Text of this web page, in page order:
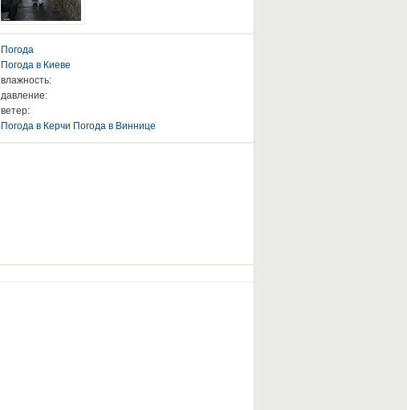
Погода
Погода в Киеве
влажность:
давление:
ветер:
Погода в Керчи Погода в Виннице